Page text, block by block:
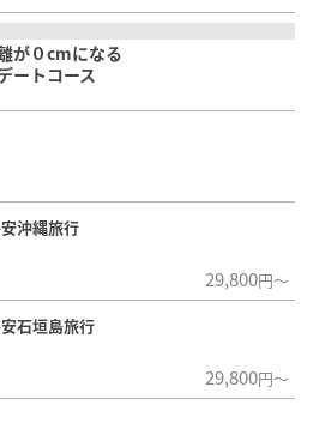
が０cmになる
ートコース
沖縄旅行
29,800円～
石垣島旅行
29,800円～